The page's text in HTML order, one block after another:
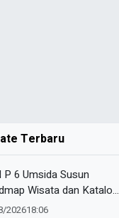
Terbaru
P 6 Umsida Susun
Wisata dan Katalog
Halal Desa Cendono
202618:06